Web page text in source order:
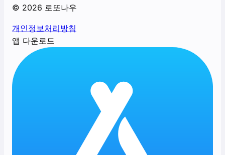
© 2026 로또나우
개인정보처리방침
앱 다운로드